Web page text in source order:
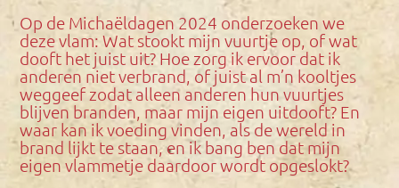
Op de Michaëldagen 2024 onderzoeken we
deze vlam: Wat stookt mijn vuurtje op, of wat
dooft het juist uit? Hoe zorg ik ervoor dat ik
anderen niet verbrand, of juist al m’n kooltjes
weggeef zodat alleen anderen hun vuurtjes
blijven branden, maar mijn eigen uitdooft? En
waar kan ik voeding vinden, als de wereld in
brand lijkt te staan, en ik bang ben dat mijn
eigen vlammetje daardoor wordt opgeslokt?